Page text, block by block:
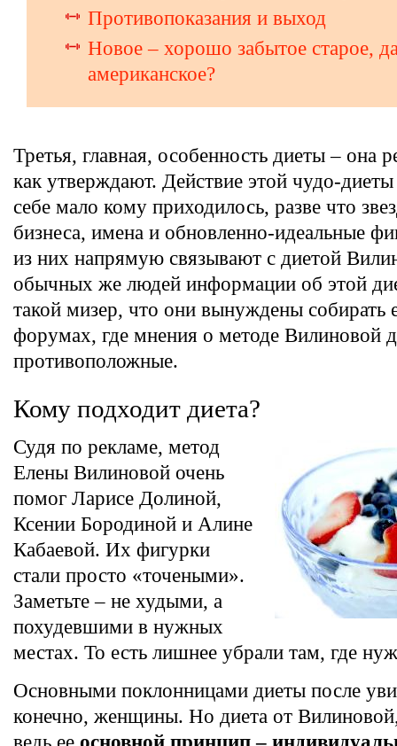
Противопоказания и выход
Новое – хорошо забытое старое,
американское?
Третья, главная, особенность диеты – она
как утверждают. Действие этой чудо-
себе мало кому приходилось, разве что
бизнеса, имена и обновленно-идеальные
из них напрямую связывают с диетой
обычных же людей информации об этой
такой мизер, что они вынуждены собирать
форумах, где мнения о методе Вилиновой
противоположные.
Кому подходит диета?
Судя по рекламе, метод
Елены Вилиновой очень
помог Ларисе Долиной,
Ксении Бородиной и Алине
Кабаевой. Их фигурки
стали просто «точеными».
Заметьте – не худыми, а
похудевшими в нужных
местах. То есть лишнее убрали там, где
Основными поклонницами диеты после
конечно, женщины. Но диета от